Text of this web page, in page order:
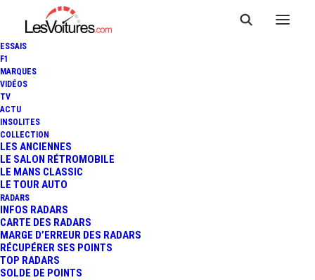
ESSAIS
F1
MARQUES
VIDÉOS
TV
ACTU
INSOLITES
COLLECTION
LES ANCIENNES
LE SALON RÉTROMOBILE
LE MANS CLASSIC
LE TOUR AUTO
RADARS
INFOS RADARS
CARTE DES RADARS
MARGE D’ERREUR DES RADARS
RÉCUPÉRER SES POINTS
TOP RADARS
SOLDE DE POINTS
ÉLECTRIQUE : NOTRE DOUBLE
TEST D’AUTONOMIE EN VILLE
8 Minutes